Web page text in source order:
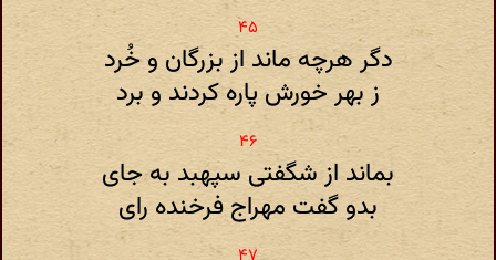
دگر هرچه ماند از بزرگان و خُرد
ز بهر خورش پاره کردند و برد
بماند از شگفتی سپهبد به جای
بدو گفت مهراج فرخنده رای